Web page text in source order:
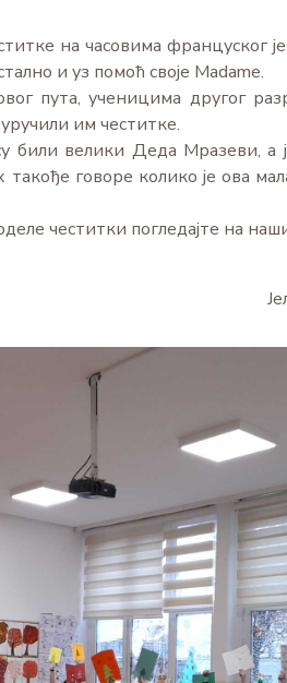
на часовима француског
и уз помоћ своје Madame.
пута, ученицима другог
им честитке.
били велики Деда Мразеви, а
говоре колико је ова
честитки погледајте на